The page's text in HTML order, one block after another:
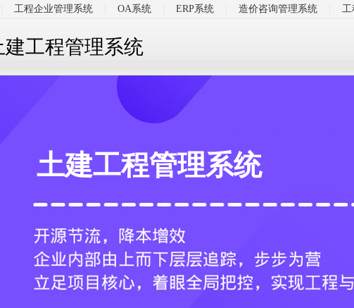
工程企业管理系统 OA系统 ERP系统 造价咨询管理系统 工
建工程管理系统
土建工程管理系统